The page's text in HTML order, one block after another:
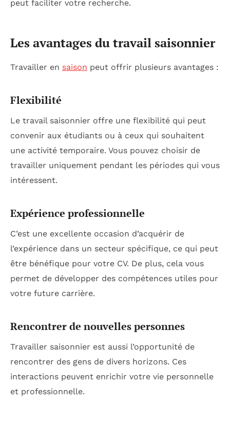
peut faciliter votre recherche.
Les avantages du travail saisonnier
Travailler en saison peut offrir plusieurs avantages :
Flexibilité
Le travail saisonnier offre une flexibilité qui peut
convenir aux étudiants ou à ceux qui souhaitent
une activité temporaire. Vous pouvez choisir de
travailler uniquement pendant les périodes qui vous
intéressent.
Expérience professionnelle
C’est une excellente occasion d’acquérir de
l’expérience dans un secteur spécifique, ce qui peut
être bénéfique pour votre CV. De plus, cela vous
permet de développer des compétences utiles pour
votre future carrière.
Rencontrer de nouvelles personnes
Travailler saisonnier est aussi l’opportunité de
rencontrer des gens de divers horizons. Ces
interactions peuvent enrichir votre vie personnelle
et professionnelle.